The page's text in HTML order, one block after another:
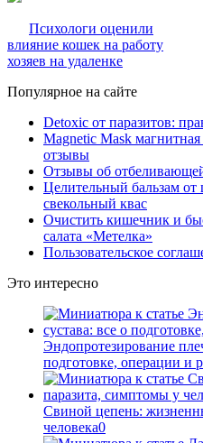
Психологи оценили
влияние кошек на работу
хозяев на удаленке
Популярное на сайте
Detoxic от паразитов:
Magnetic Mask
отзывы
Отзывы об
Целительный бальзам от
свекольный квас
Очистить кишечник и
салата «Метелка»
Пользовательское
Это интересно
Эндопротезирование
подготовке, операции и
Свиной цепень:
человека0